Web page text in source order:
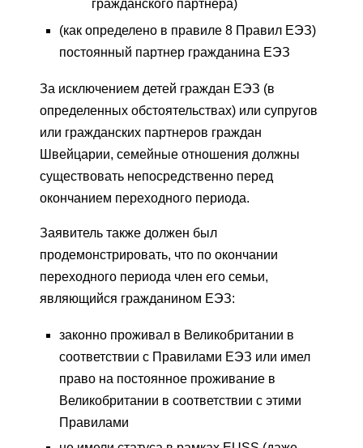
гражданского партнера)
(как определено в правиле 8 Правил ЕЭЗ)
постоянный партнер гражданина ЕЭЗ
За исключением детей граждан ЕЭЗ (в
определенных обстоятельствах) или супругов
или гражданских партнеров граждан
Швейцарии, семейные отношения должны
существовать непосредственно перед
окончанием переходного периода.
Заявитель также должен был
продемонстрировать, что по окончании
переходного периода член его семьи,
являющийся гражданином ЕЭЗ:
законно проживал в Великобритании в
соответствии с Правилами ЕЭЗ или имел
право на постоянное проживание в
Великобритании в соответствии с этими
Правилами